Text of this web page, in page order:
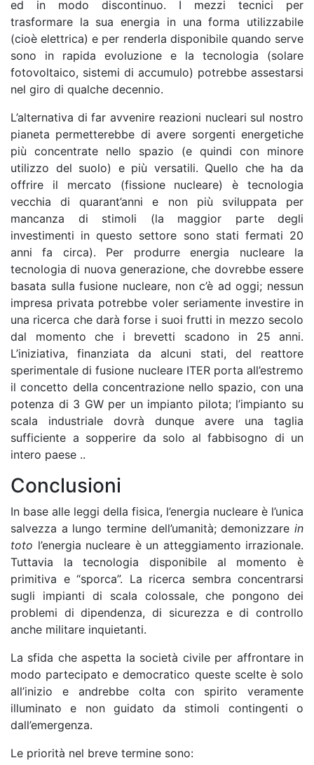
ed in modo discontinuo. I mezzi tecnici per
trasformare la sua energia in una forma utilizzabile
(cioè elettrica) e per renderla disponibile quando serve
sono in rapida evoluzione e la tecnologia (solare
fotovoltaico, sistemi di accumulo) potrebbe assestarsi
nel giro di qualche decennio.
L’alternativa di far avvenire reazioni nucleari sul nostro
pianeta permetterebbe di avere sorgenti energetiche
più concentrate nello spazio (e quindi con minore
utilizzo del suolo) e più versatili. Quello che ha da
offrire il mercato (fissione nucleare) è tecnologia
vecchia di quarant’anni e non più sviluppata per
mancanza di stimoli (la maggior parte degli
investimenti in questo settore sono stati fermati 20
anni fa circa). Per produrre energia nucleare la
tecnologia di nuova generazione, che dovrebbe essere
basata sulla fusione nucleare, non c’è ad oggi; nessun
impresa privata potrebbe voler seriamente investire in
una ricerca che darà forse i suoi frutti in mezzo secolo
dal momento che i brevetti scadono in 25 anni.
L’iniziativa, finanziata da alcuni stati, del reattore
sperimentale di fusione nucleare ITER porta all’estremo
il concetto della concentrazione nello spazio, con una
potenza di 3 GW per un impianto pilota; l’impianto su
scala industriale dovrà dunque avere una taglia
sufficiente a sopperire da solo al fabbisogno di un
intero paese ..
Conclusioni
In base alle leggi della fisica, l’energia nucleare è l’unica
salvezza a lungo termine dell’umanità; demonizzare in
toto l’energia nucleare è un atteggiamento irrazionale.
Tuttavia la tecnologia disponibile al momento è
primitiva e “sporca”. La ricerca sembra concentrarsi
sugli impianti di scala colossale, che pongono dei
problemi di dipendenza, di sicurezza e di controllo
anche militare inquietanti.
La sfida che aspetta la società civile per affrontare in
modo partecipato e democratico queste scelte è solo
all’inizio e andrebbe colta con spirito veramente
illuminato e non guidato da stimoli contingenti o
dall’emergenza.
Le priorità nel breve termine sono: